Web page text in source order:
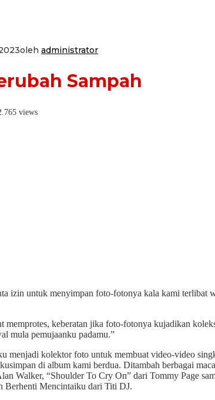
oleh administrator
Sampah
views
izin untuk menyimpan foto-fotonya kala kami terlibat
memprotes, keberatan jika foto-fotonya kujadikan
mula pemujaanku padamu.”
menjadi kolektor foto untuk membuat video-video
di album kami berdua. Ditambah berbagai
Walker, “Shoulder To Cry On” dari Tommy Page
Berhenti Mencintaiku dari Titi DJ.